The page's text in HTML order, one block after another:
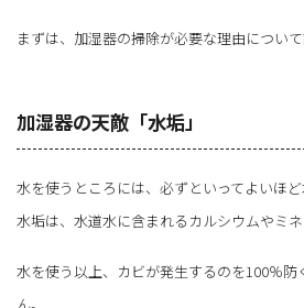
まずは、加湿器の掃除が必要な理由について
加湿器の天敵「水垢」
水を使うところには、必ずといってよいほど
水垢は、水道水に含まれるカルシウムやミネ
水を使う以上、カビが発生するのを100％